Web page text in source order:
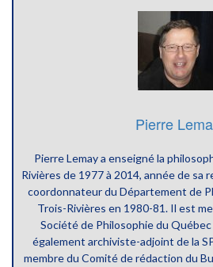
Pierre
Pierre Lemay a enseigné la
Rivières de 1977 à 2014, année de sa
coordonnateur du Département de
Trois-Rivières en 1980-81. Il est
Société de Philosophie du
également archiviste-adjoint de la
membre du Comité de rédaction du